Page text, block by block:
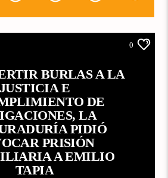
0
BURLAS A LA
JUSTICIA E
DE
LA
PIDIÓ
PRISIÓN
A EMILIO
TAPIA